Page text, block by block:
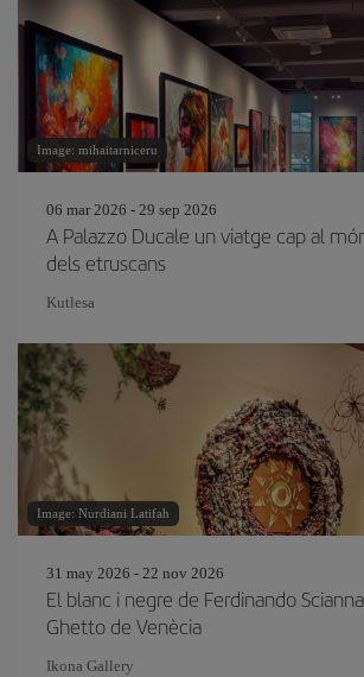
Image: mihaitarniceru
06 mar 2026 - 29 sep 2026
A Palazzo Ducale un viatge cap al
dels etruscans
Kutlesa
Image: Nurdiani Latifah
31 may 2026 - 22 nov 2026
El blanc i negre de Ferdinando
Ghetto de Venècia
Ikona Gallery